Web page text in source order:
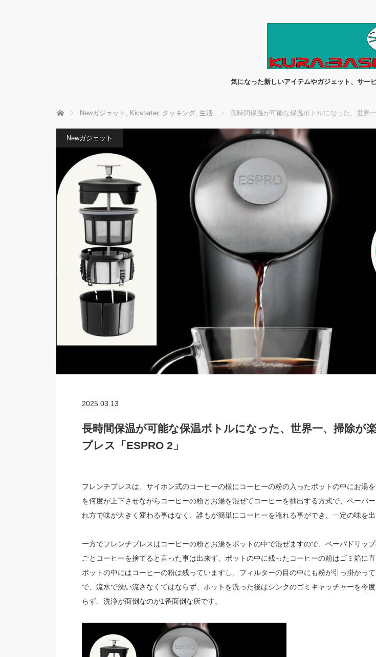
気になった新しいアイテムやガジェット、サー
ホーム Newガジェット , Kicstarter, クッキング, 生活 長時間保温が可能な保温ボトルになった、世界
Newガジェット
2025.03.13
長時間保温が可能な保温ボトルになった、世界一、掃除が
プレス「ESPRO 2」
フレンチプレスは、サイホン式のコーヒーの様にコーヒーの粉の入ったポットの中にお湯
を何度が上下させながらコーヒーの粉とお湯を混ぜてコーヒーを抽出する方式で、ペーパ
れ方で味が大きく変わる事はなく、誰もが簡単にコーヒーを淹れる事ができ、一定の味を出
一方でフレンチプレスはコーヒーの粉とお湯をポットの中で混ぜますので、ペーパドリッ
ごとコーヒーを捨てると言った事は出来ず、ポットの中に残ったコーヒーの粉はゴミ箱に
ポットの中にはコーヒーの粉は残っていますし、フィルターの目の中にも粉が引っ掛かっ
で、流水で洗い流さなくてはならず、ポットを洗った後はシンクのゴミキャッチャーを今
らず、洗浄が面倒なのが1番面倒な所です。